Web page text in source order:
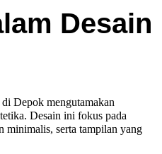
Desain
Depok mengutamakan
Desain ini fokus pada
minimalis, serta tampilan yang